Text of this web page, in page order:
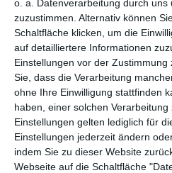
o. a. Datenverarbeitung durch
zuzustimmen. Alternativ können
Schaltfläche klicken, um die
auf detailliertere Informationen
Einstellungen vor der Zustimmung
Sie, dass die Verarbeitung
ohne Ihre Einwilligung stattfinden
haben, einer solchen
Einstellungen gelten lediglich für
Einstellungen jederzeit ändern
indem Sie zu dieser Website
Webseite auf die Schaltfläche
WEITERE
Feiertage,